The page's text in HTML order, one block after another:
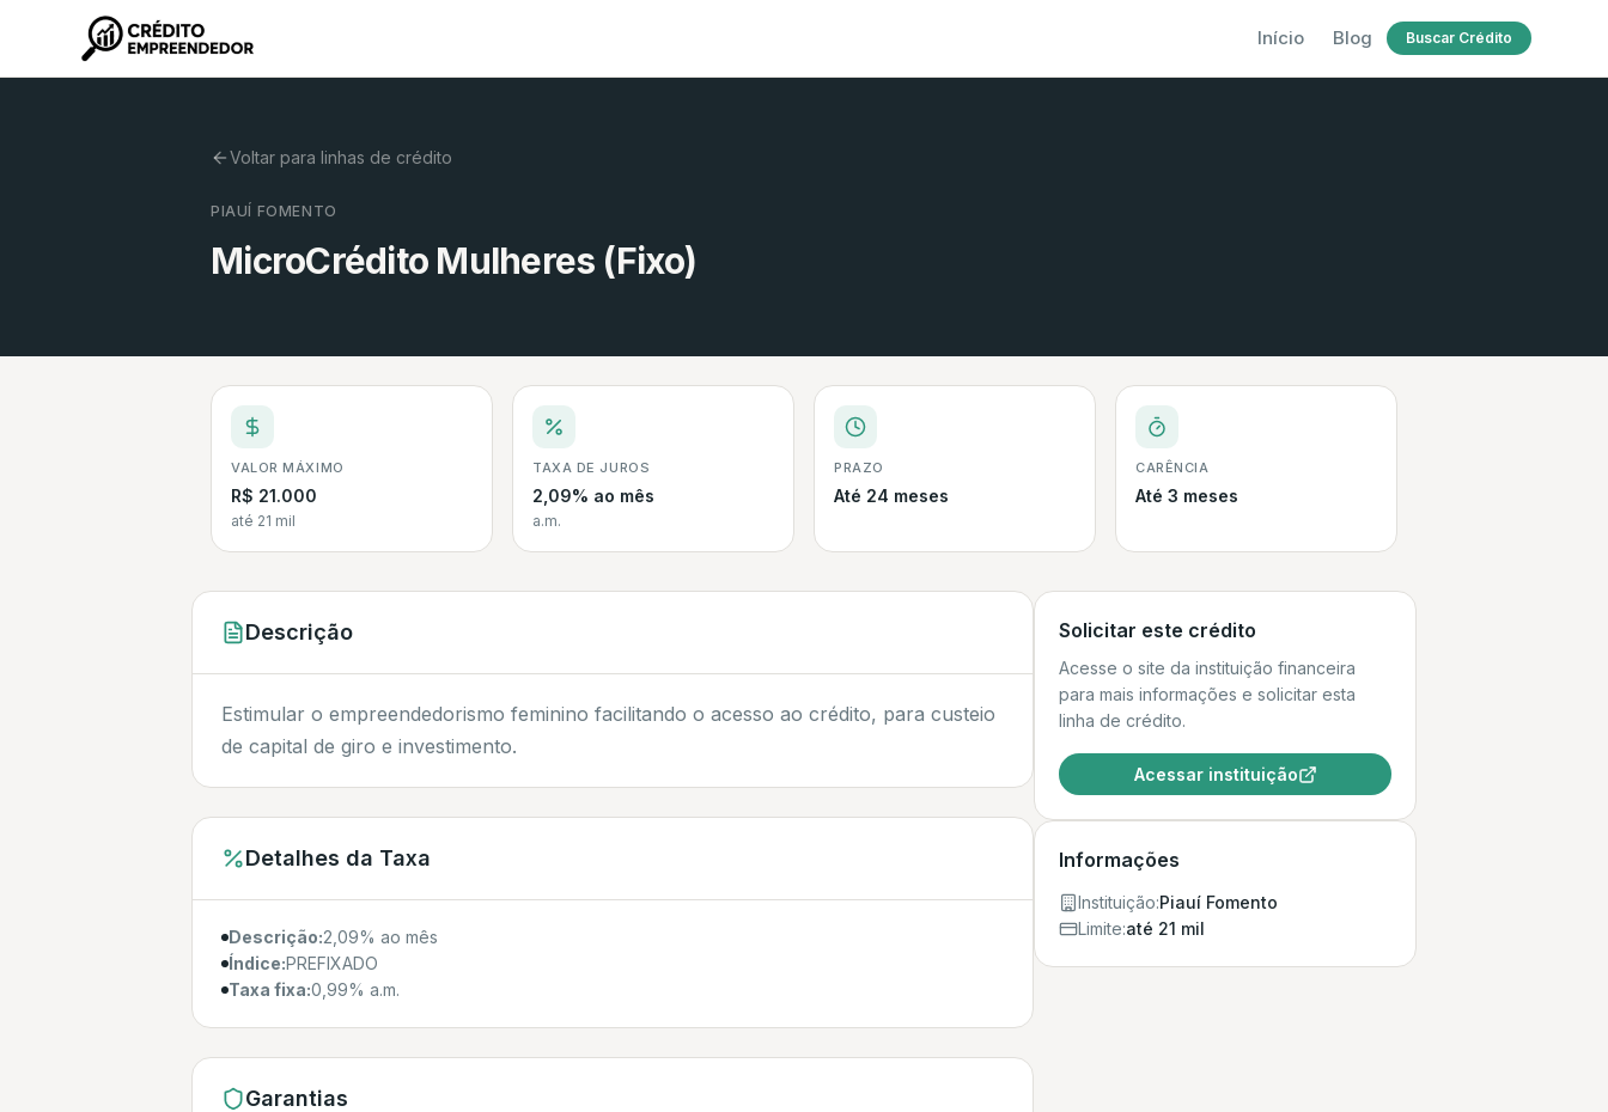
Início Blog Buscar Crédito
Voltar para linhas de crédito
PIAUÍ FOMENTO
MicroCrédito Mulheres (Fixo)
VALOR MÁXIMO
R$ 21.000
até 21 mil
TAXA DE JUROS
2,09% ao mês
a.m.
PRAZO
Até 24 meses
CARÊNCIA
Até 3 meses
Descrição
Estimular o empreendedorismo feminino facilitando o acesso ao crédito, para custeio
de capital de giro e investimento.
Detalhes da Taxa
Descrição:2,09% ao mês
Índice:PREFIXADO
Taxa fixa:0,99% a.m.
Garantias
Solicitar este crédito
Acesse o site da instituição financeira
para mais informações e solicitar esta
linha de crédito.
Acessar instituição
Informações
Instituição:Piauí Fomento
Limite:até 21 mil